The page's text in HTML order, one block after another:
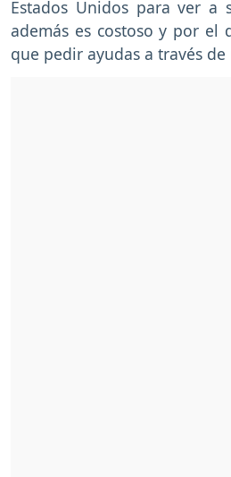
Estados Unidos para ver
además es costoso y por el
que pedir ayudas a través de